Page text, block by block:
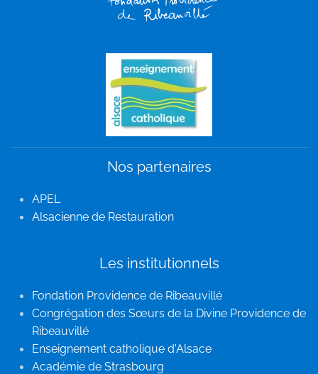
Nos partenaires
APEL
Alsacienne de Restauration
Les institutionnels
Fondation Providence de Ribeauvillé
Congrégation des Sœurs de la Divine Providence de
Ribeauvillé
Enseignement catholique d'Alsace
Académie de Strasbourg